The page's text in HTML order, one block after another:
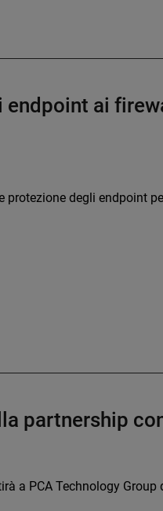
endpoint ai
degli endpoint
partnership
a PCA Technology